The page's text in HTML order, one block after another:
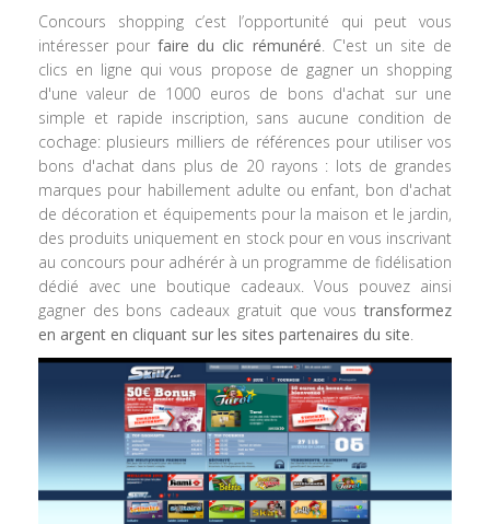
Concours shopping c’est l’opportunité qui peut vous
intéresser pourfaire du clic rémunéré . C'est un site de
clics en ligne qui vous propose de gagner un shopping
d'une valeur de 1000 euros de bons d'achat sur une
simple et rapide inscription, sans aucune condition de
cochage: plusieurs milliers de références pour utiliser vos
bons d'achat dans plus de 20 rayons : lots de grandes
marques pour habillement adulte ou enfant, bon d'achat
de décoration et équipements pour la maison et le jardin,
des produits uniquement en stock pour en vous inscrivant
au concours pour adhérér à un programme de fidélisation
dédié avec une boutique cadeaux. Vous pouvez ainsi
gagner des bons cadeaux gratuit que voustransformez
en argent en cliquant sur les sites partenaires du site